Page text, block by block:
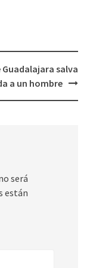
Guadalajara salva
a un hombre
será
están